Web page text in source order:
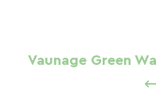
Vaunage Green